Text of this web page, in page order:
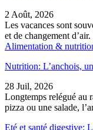
2 Août, 2026
Les vacances sont
et de changement
Alimentation &
Nutrition: L’anchois,
28 Juil, 2026
Longtemps relégué au
pizza ou une salade,
Eté et santé digestive: